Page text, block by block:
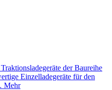
der Baureihe
Einzelladegeräte für den
Mehr